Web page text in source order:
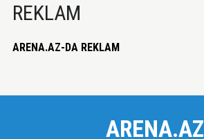
REKLAM
ARENA.AZ-DA REKLAM
ARENA.AZ